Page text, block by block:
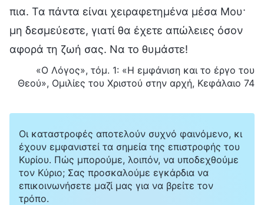
πια. Τα πάντα είναι χειραφετημένα μέσα Μου·
μη δεσμεύεστε, γιατί θα έχετε απώλειες όσον
αφορά τη ζωή σας. Να το θυμάστε!
«Ο Λόγος», τόμ. 1: «Η εμφάνιση και το έργο του
Θεού», Ομιλίες του Χριστού στην αρχή, Κεφάλαιο 74
Οι καταστροφές αποτελούν συχνό φαινόμενο, κι
έχουν εμφανιστεί τα σημεία της επιστροφής του
Κυρίου. Πώς μπορούμε, λοιπόν, να υποδεχθούμε
τον Κύριο; Σας προσκαλούμε εγκάρδια να
επικοινωνήσετε μαζί μας για να βρείτε τον
τρόπο.